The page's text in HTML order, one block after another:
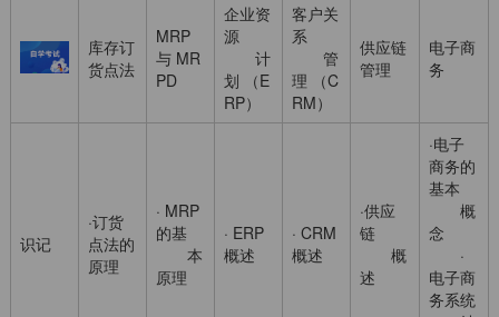
库存订
货点法
MRP
与 MR
PD
企业资
源
计
划 （E
RP）
客户关
系
管
理 （C
RM）
供应链
管理
电子商
务
识记
·订货
点法的
原理
· MRP
的基
本
原理
· ERP
概述
· CRM
概述
·供应
链
概
述
·电子
商务的
基本
概
念
·
电子商
务系统